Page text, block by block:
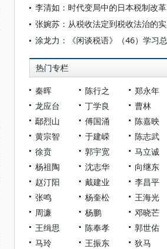
李清如：时代变局中的日本税制改革
热门专栏
秦晖 陈行之
郑永年
龙应台
丁学良
曹林
鄢烈山
傅国涌
陈嘉映
黄宗智
于建嵘
陈志武
徐贲
郭宇宽
马立诚
杨祖陶
沈志华
向继东
赵汀阳
戴建业
李昌平
张鸣
杨奎松
王海光
周濂
杨鹏
邓晓芒
王缉思
陈奉孝
郭世佑
马玲
王振东
狄马